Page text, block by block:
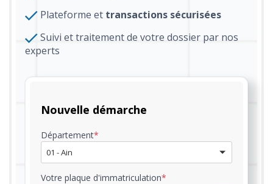
Plateforme et transactions sécurisées
Suivi et traitement de votre dossier par nos
experts
Nouvelle démarche
Département*
01 - Ain
Votre plaque d'immatriculation*